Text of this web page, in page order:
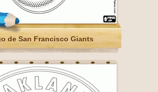
de San Francisco Giants